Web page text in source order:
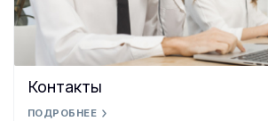
Контакты
ПОДРОБНЕЕ